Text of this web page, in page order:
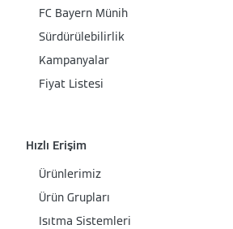
FC Bayern Münih
Sürdürülebilirlik
Kampanyalar
Fiyat Listesi
Hızlı Erişim
Ürünlerimiz
Ürün Grupları
Isıtma Sistemleri